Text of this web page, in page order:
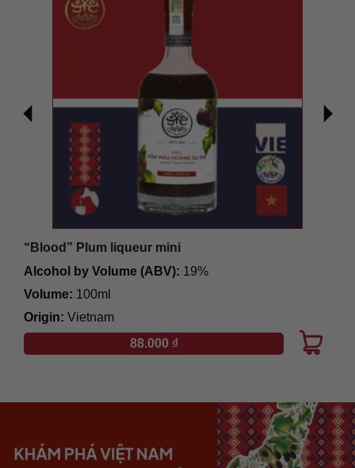
Alcohol by Volume (ABV): 19%
Volume: 100ml
Origin: Vietnam
“Blood” Plum liqueur mini
88.000 ₫